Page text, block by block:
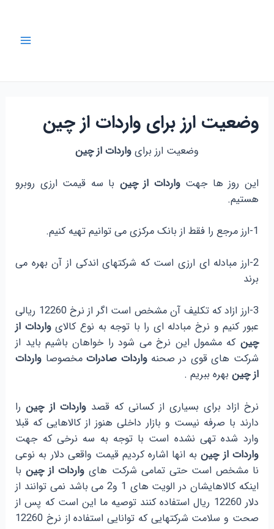
وضعیت ارز برای واردات از چین
وضعیت ارز برایواردات از چین
این روز ها جهتواردات از چین با سه قیمت ارزی روبرو
هستیم.
1-ارز مرجع را فقط از بانک مرکزی می توانیم تهیه کنیم.
2-ارز مبادله ای ارزی است که شرکتهای اندکی از آن بهره می
برند
3-ارز ازاد که تکلیف آن مشخص است اگر از نرخ 12260 ریالی
عبور کنیم و نرخ مبادله ای را با توجه به نوع کالایواردات از
چین که مشمول این نرخ می شود را خواهان باشیم باید از
شرکت های قوی در صحنهواردات صادراتمخصوصا واردات
از چین بهره ببریم .
نرخ ازاد برای بسیاری از کسانی که قصدواردات از چینرا
دارند با صرفه نیست و بازار داخلی هنوز از کالاهایی که قبلا
وارد شده تهی نشده است با توجه به سه نرخی که جهت
واردات از چینبه انها اشاره کردیم قیمت واقعی دلار به نوعی
نا مشخص است حتی تمامی شرکت های واردات از چینبا
اینکه کالاهایشان در الویت های 1 و2 می باشد نمی توانند از
دلار 12260 ریال استفاده کنند توصیه ما این است که پس از
صحت و سلامت شرکتهایی که توانایی استفاده از نرخ 12260